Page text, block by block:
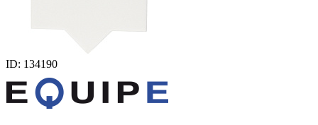
ID: 134190